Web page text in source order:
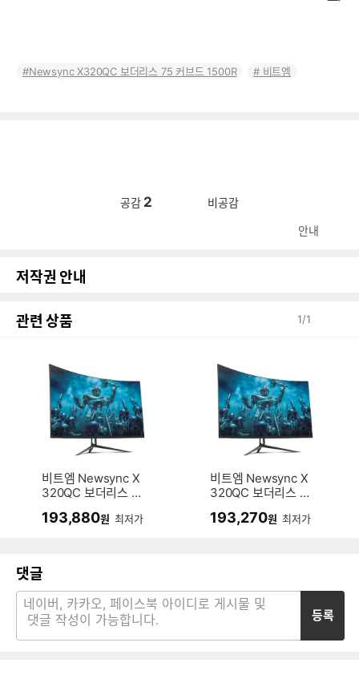
Newsync X320QC 보더리스 75 커브드 1500R 비트엠
공감 2 비공감
안내
저작권 안내
관련 상품 1/1
비트엠 Newsync X
320QC 보더리스 7
결점
193,880원 최저가
비트엠 Newsync X
320QC 보더리스 7
193,270원 최저가
댓글
등록